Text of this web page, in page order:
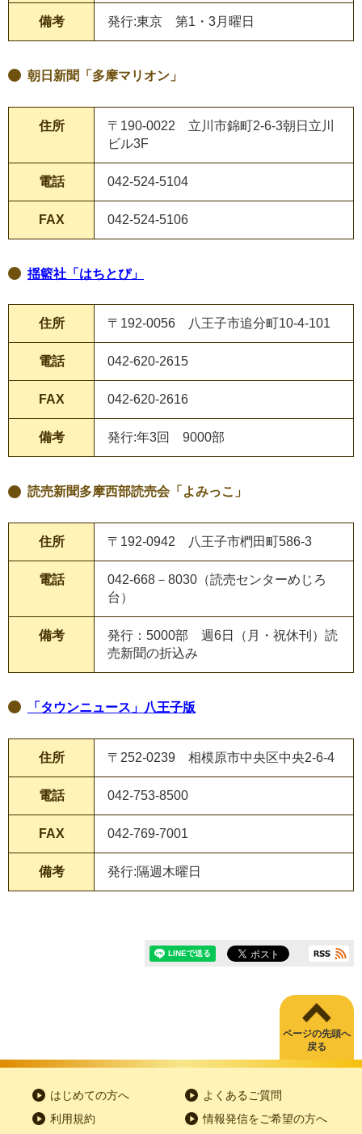
備考 発行:東京 第1・3月曜日
朝日新聞「多摩マリオン」
住所
〒190-0022 立川市錦町2-6-3朝日立川
ビル3F
電話 042-524-5104
FAX 042-524-5106
揺籃社「はちとぴ」
住所 〒192-0056 八王子市追分町10-4-101
電話 042-620-2615
FAX 042-620-2616
備考 発行:年3回 9000部
読売新聞多摩西部読売会「よみっこ」
住所 〒192-0942 八王子市椚田町586-3
電話
042-668－8030（読売センターめじろ
台）
備考
発行：5000部 週6日（月・祝休刊）読
売新聞の折込み
「タウンニュース」八王子版
住所 〒252-0239 相模原市中央区中央2-6-4
電話 042-753-8500
FAX 042-769-7001
備考 発行:隔週木曜日
ページの先頭へ
戻る
はじめての方へ
よくあるご質問
利用規約
情報発信をご希望の方へ